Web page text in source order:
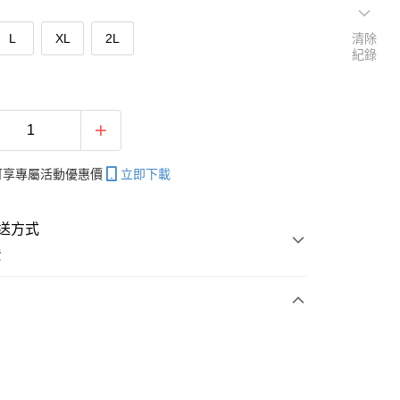
L XL 2L
專屬活動優惠價 立即下載
方式
清除
紀錄